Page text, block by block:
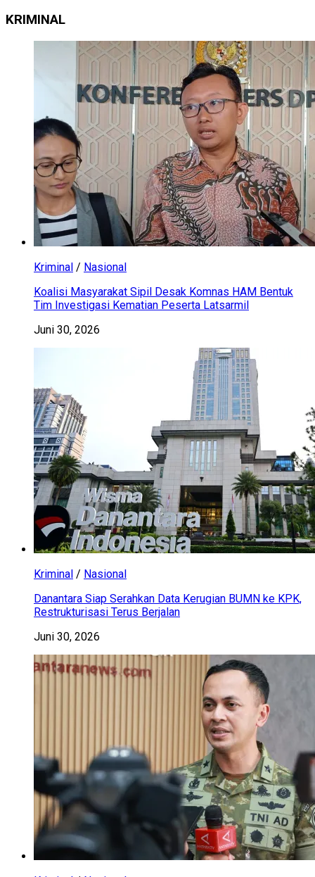
KRIMINAL
Kriminal / Nasional
Koalisi Masyarakat Sipil Desak Komnas HAM Bentuk
Tim Investigasi Kematian Peserta Latsarmil
Juni 30, 2026
Kriminal / Nasional
Danantara Siap Serahkan Data Kerugian BUMN ke KPK,
Restrukturisasi Terus Berjalan
Juni 30, 2026